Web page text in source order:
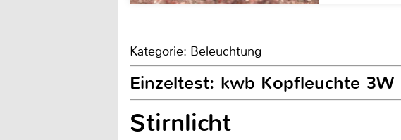
Kategorie: Beleuchtung
Einzeltest: kwb Kopfleuchte 3W
Stirnlicht